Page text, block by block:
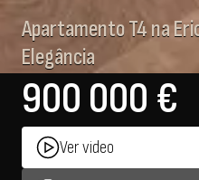
Apartamento T4 na
Elegância
900 000 €
Ver video